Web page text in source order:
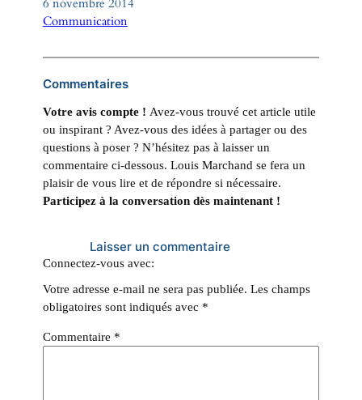
Date
6 novembre 2014
Par rapport à
Communication
Commentaires
Votre avis compte ! Avez-vous trouvé cet article utile
ou inspirant ? Avez-vous des idées à partager ou des
questions à poser ? N’hésitez pas à laisser un
commentaire ci-dessous. Louis Marchand se fera un
plaisir de vous lire et de répondre si nécessaire.
Participez à la conversation dès maintenant !
Laisser un commentaire
Connectez-vous avec:
Votre adresse e-mail ne sera pas publiée. Les champs
obligatoires sont indiqués avec *
Commentaire *